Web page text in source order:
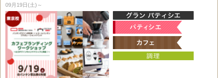
09月19日(土)～